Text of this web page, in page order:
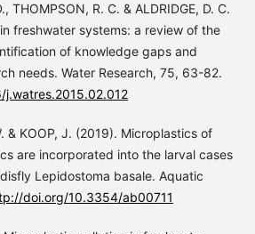
THOMPSON, R. C. & ALDRIDGE, D. C.
freshwater systems: a review of the
of knowledge gaps and
needs. Water Research, 75, 63-82.
& KOOP, J. (2019). Microplastics of
are incorporated into the larval cases
Lepidostoma basale. Aquatic
doi.org/10.3354/ab00711